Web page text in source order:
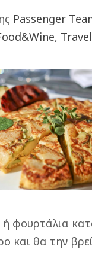
Passenger
,
φουρτάλια
και θα την